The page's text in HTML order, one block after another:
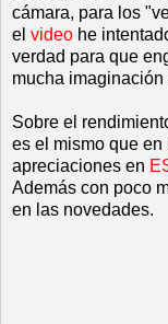
cámara, para los
el video he
verdad para que
mucha imaginación
Sobre el
es el mismo que
apreciaciones en
Además con poco
en las novedades.